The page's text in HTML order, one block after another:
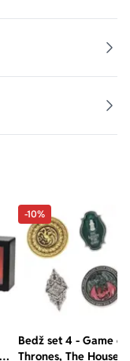
-10%
Bedž set 4 - Game of
Thrones, The House